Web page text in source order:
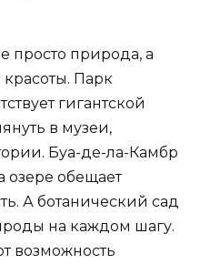
просто природа, а
Парк
гигантской
в музеи,
Буа-де-ла-Камбр
озере обещает
А ботанический сад
на каждом шагу.
возможность